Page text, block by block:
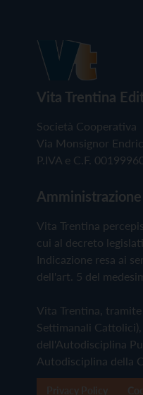
Vita Trentina
Società Cooperativa
Via Monsignor
P.IVA e C.F.
Vita Trentina
cui al decreto
Indicazione resa ai
dell'art. 5 del
Vita Trentina, tramite
Settimanali
dell'Autodisciplina
Autodisciplina della